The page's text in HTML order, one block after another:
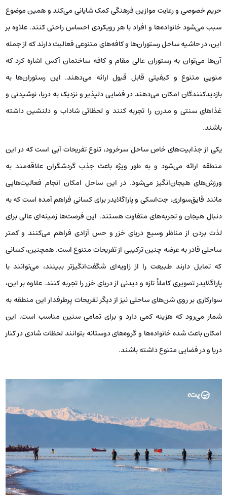
حریم خصوصی و رعایت موازین فرهنگی کمک شایانی می‌کند و همین موضوع
سبب می‌شود خانواده‌ها و افراد با هر رویکردی احساس راحتی کنند. علاوه بر
این، در حاشیه ساحل رستوران‌ها و کافه‌های متنوعی فعالیت دارند که از جمله
آن‌ها می‌توان به رستوران عالی مقام و کافه ساختمان آکس اشاره کرد که
منویی متنوع و کیفیتی قابل قبول ارائه می‌دهند. این رستوران‌ها به
بازدیدکنندگان امکان می‌دهند در فضایی دلپذیر و نزدیک به دریا، نوشیدنی و
غذاهای سنتی و مدرن را تجربه کنند و لحظاتی شاداب و دلنشین داشته
باشند.
یکی از جذابیت‌های خاص ساحل سرخرود، تنوع تفریحات آبی است که در این
منطقه ارائه می‌شود و به طور ویژه باعث جذب گردشگران علاقه‌مند به
ورزش‌های هیجان‌انگیز می‌شود. در این ساحل امکان انجام فعالیت‌هایی
مانند قایق‌سواری، جت‌اسکی و پاراگلایدر برای کسانی فراهم آمده است که به
دنبال هیجان و تجربه‌های متفاوت هستند. این فرصت‌ها زمینه‌ای عالی برای
لذت بردن از مناظر وسیع دریای خزر و حس آزادی فراهم می‌کنند و کمتر
ساحلی قادر به عرضه چنین ترکیبی از تفریحات متنوع است. همچنین، کسانی
که تمایل دارند طبیعت را از زاویه‌ای شگفت‌انگیزتر ببینند، می‌توانند با
پاراگلایدر تصویری کاملاً تازه و دیدنی از دریای خزر را تجربه کنند. علاوه بر این،
سوارکاری بر روی شن‌های ساحلی نیز از دیگر تفریحات پرطرفدار این منطقه به
شمار می‌رود که هزینه کمی دارد و برای تمامی سنین مناسب است. این
امکان باعث شده خانواده‌ها و گروه‌های دوستانه بتوانند لحظات شادی در کنار
دریا و در فضایی متنوع داشته باشند.